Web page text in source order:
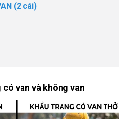
(2 cái)
van và không van